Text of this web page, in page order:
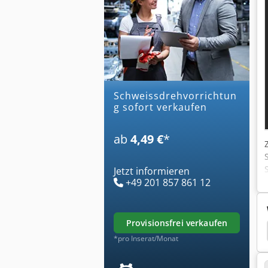
schweissdrehvorrichtun
g sofort verkaufen
ab 4,49 €*
Jetzt informieren
+49 201 857 861 12
provisionsfrei verkaufen
*pro Inserat/Monat
Siegmund Schweißtische